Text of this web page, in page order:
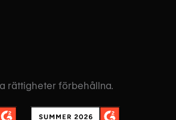
rättigheter förbehållna.